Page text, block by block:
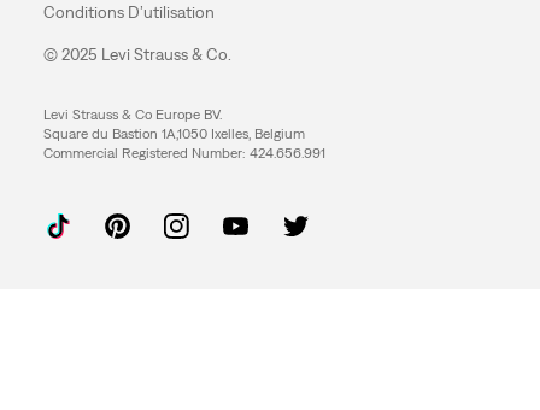
Conditions D’utilisation
© 2025 Levi Strauss & Co.
Levi Strauss & Co Europe BV.
Square du Bastion 1A,1050 Ixelles, Belgium
Commercial Registered Number: 424.656.991